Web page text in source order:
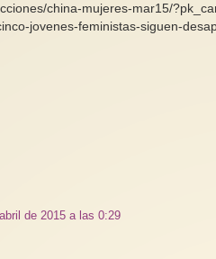
china-mujeres-mar15/
jovenes-feministas-siguen-
de 2015 a las 0:29